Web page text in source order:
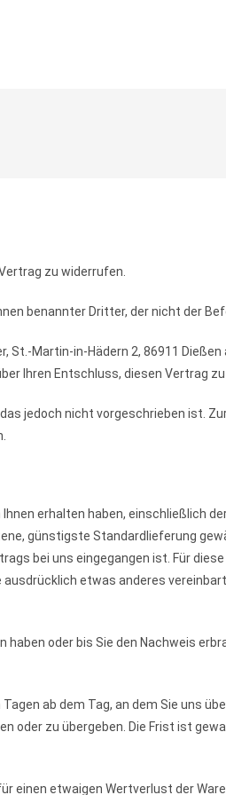
zu widerrufen.
benannter Dritter, der nicht der
Martin-in-Hädern 2, 86911
Ihren Entschluss, diesen Vertrag
jedoch nicht vorgeschrieben ist.
erhalten haben, einschließlich
günstigste Standardlieferung
bei uns eingegangen ist. Für
etwas anderes
oder bis Sie den Nachweis
ab dem Tag, an dem Sie uns
zu übergeben. Die Frist ist
einen etwaigen Wertverlust der